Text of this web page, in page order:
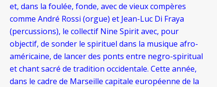
et, dans la foulée, fonde, avec de vieux compères
comme André Rossi (orgue) et Jean-Luc Di Fraya
(percussions), le collectif Nine Spirit avec, pour
objectif, de sonder le spirituel dans la musique afro-
américaine, de lancer des ponts entre negro-spiritual
et chant sacré de tradition occidentale. Cette année,
dans le cadre de Marseille capitale européenne de la